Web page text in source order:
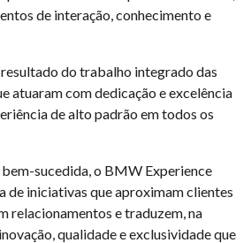
de interação, conhecimento e
do trabalho integrado das
atuaram com dedicação e excelência
de alto padrão em todos os
sucedida, o BMW Experience
de iniciativas que aproximam clientes
relacionamentos e traduzem, na
qualidade e exclusividade que